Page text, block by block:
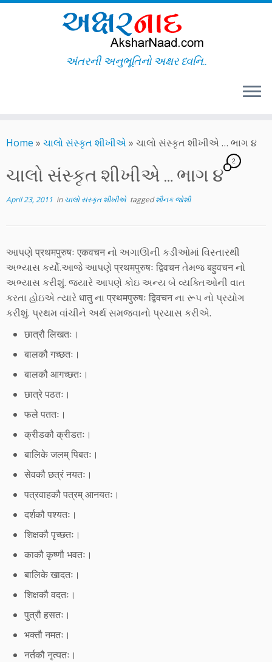
to
અંતરની અનુભૂતિનો અક્ષર ધ્વનિ..
Home » ચાલો સંસ્કૃત શીખીએ» ચાલો સંસ્કૃત શીખીએ … ભાગ ૪
ચાલો સંસ્કૃત શીખીએ … ભાગ ૪
2
April 23, 2011 inચાલો સંસ્કૃત શીખીએ taggedશૌનક જોશી
આપણે प्रथमपुरुषः एकवचन નો અગાઊની કડીઓમાં વિસ્તારથી
અભ્યાસ કર્યો.આજે આપણે प्रथमपुरुषः द्विवचन તેમજ बहुवचन નો
અભ્યાસ કરીશું. જ્યારે આપણે કોઇ અન્ય બે વ્યક્તિઓની વાત
કરતા હોઇએ ત્યારે धातु ના प्रथमपुरुषः द्विवचन ના રૂપ નો પ્રયોગ
કરીશું. પ્રથમ વાંચીને અર્થ સમજવાનો પ્રયાસ કરીએ.
छात्रौ लिखतः।
बालकौ गच्छतः।
बालकौ आगच्छतः।
छात्रे पठतः।
फले पततः।
क्रीडकौ क्रीडतः।
बालिके जलम् पिबतः।
सेवकौ छत्रं नयतः।
पत्रवाहकौ पत्रम् आनयतः।
दर्शकौ पश्यतः।
शिक्षकौ पृच्छतः।
काकौ कृष्णौ भवतः।
बालिके खादतः।
शिक्षकौ वदतः।
पुत्रौ हसतः।
भक्तौ नमतः।
नर्तकौ नृत्यतः।